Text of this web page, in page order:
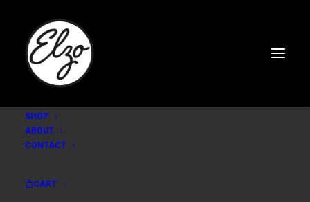
SHOP
ABOUT
CONTACT
CART
OSEES - THE CHAPEL
2024